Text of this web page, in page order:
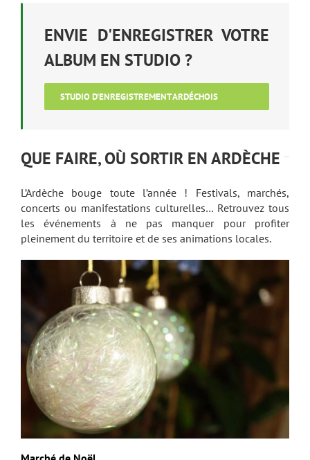
ENVIE D'ENREGISTRER VOTRE
ALBUM EN STUDIO ?
STUDIO D'ENREGISTREMENT ARDÉCHOIS
QUE FAIRE, OÙ SORTIR EN ARDÈCHE
L’Ardèche bouge toute l’année ! Festivals, marchés,
concerts ou manifestations culturelles… Retrouvez tous
les événements à ne pas manquer pour profiter
pleinement du territoire et de ses animations locales.